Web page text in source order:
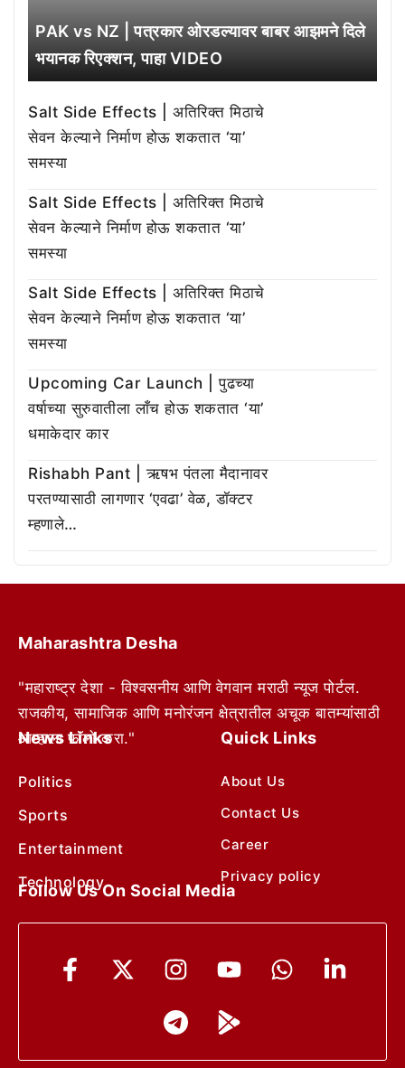
PAK vs NZ | पत्रकार ओरडल्यावर बाबर आझमने दिले
भयानक रिएक्शन, पाहा VIDEO
Salt Side Effects | अतिरिक्त मिठाचे
सेवन केल्याने निर्माण होऊ शकतात ‘या’
समस्या
Salt Side Effects | अतिरिक्त मिठाचे
सेवन केल्याने निर्माण होऊ शकतात ‘या’
समस्या
Salt Side Effects | अतिरिक्त मिठाचे
सेवन केल्याने निर्माण होऊ शकतात ‘या’
समस्या
Upcoming Car Launch | पुढच्या
वर्षाच्या सुरुवातीला लाँच होऊ शकतात ‘या’
धमाकेदार कार
Rishabh Pant | ऋषभ पंतला मैदानावर
परतण्यासाठी लागणार ‘एवढा’ वेळ, डॉक्टर
म्हणाले…
Maharashtra Desha
"महाराष्ट्र देशा - विश्वसनीय आणि वेगवान मराठी न्यूज पोर्टल.
राजकीय, सामाजिक आणि मनोरंजन क्षेत्रातील अचूक बातम्यांसाठी
आम्हाला फॉलो करा."
News Links
Politics
Sports
Entertainment
Technology
Quick Links
About Us
Contact Us
Career
Privacy policy
Follow Us On Social Media